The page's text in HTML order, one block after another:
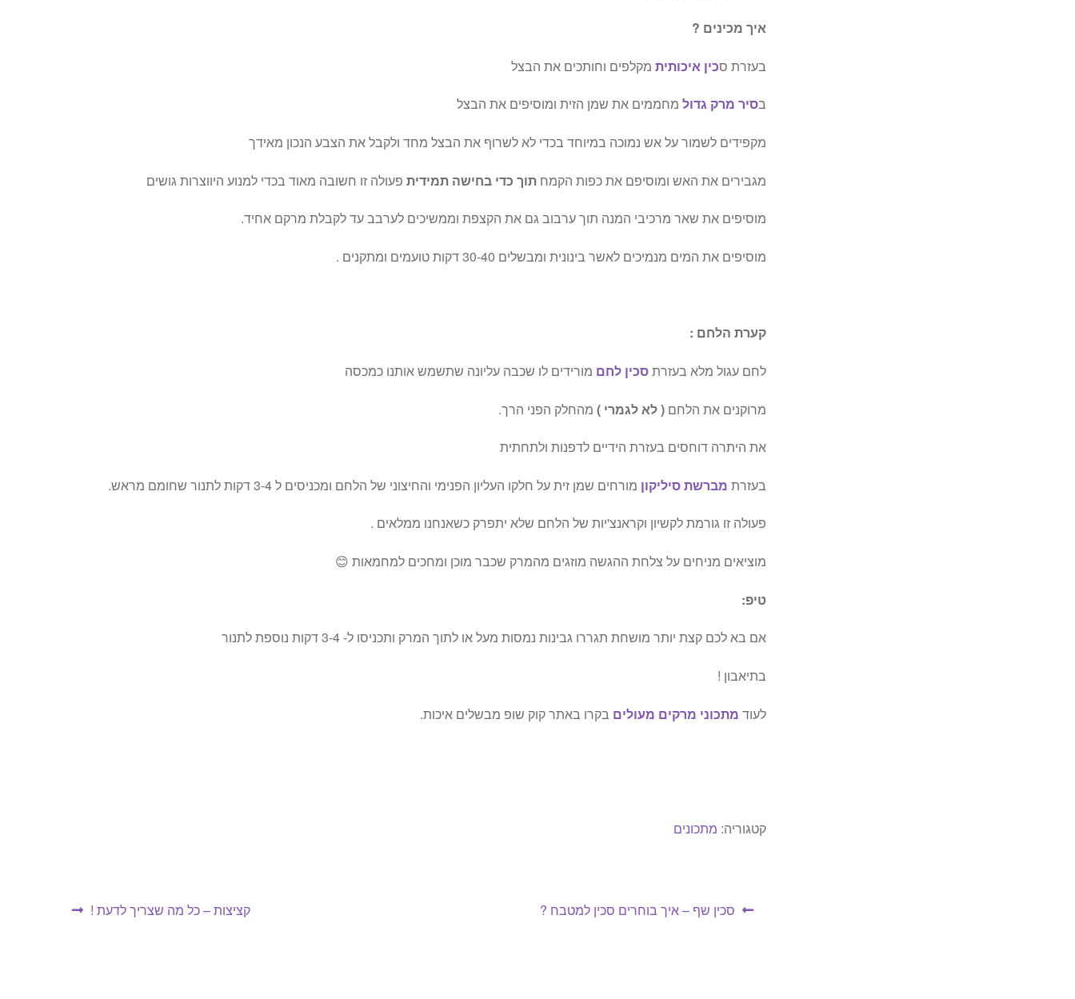
איך מכינים ?
בעזרת סכין איכותית מקלפים וחותכים את הבצל
בסיר מרק גדולמחממים את שמן הזית ומוסיפים את הבצל
מקפידים לשמור על אש נמוכה במיוחד בכדי לא לשרוף את הבצל מחד ולקבל את הצבע הנכון מאידך
מגבירים את האש ומוסיפם את כפות הקמח תוך כדי בחישה תמידית פעולה זו חשובה מאוד בכדי למנוע היווצרות גושים
מוסיפים את שאר מרכיבי המנה תוך ערבוב גם את הקצפת וממשיכים לערבב עד לקבלת מרקם אחיד.
מוסיפים את המים מנמיכים לאשר בינונית ומבשלים 30-40 דקות טועמים ומתקנים .
קערת הלחם :
לחם עגול מלא בעזרתסכין לחם מורידים לו שכבה עליונה שתשמש אותנו כמכסה
מרוקנים את הלחם ( לא לגמרי ) מהחלק הפני הרך.
את היתרה דוחסים בעזרת הידיים לדפנות ולתחתית
בעזרת מברשת סיליקון מורחים שמן זית על חלקו העליון הפנימי והחיצוני של הלחם ומכניסים ל 3-4 דקות לתנור שחומם מראש.
פעולה זו גורמת לקשיון וקראנצ'יות של הלחם שלא יתפרק כשאנחנו ממלאים .
מוציאים מניחים על צלחת ההגשה מוזגים מהמרק שכבר מוכן ומחכים למחמאות 😊
טיפ:
אם בא לכם קצת יותר מושחת תגררו גבינות נמסות מעל או לתוך המרק ותכניסו ל- 3-4 דקות נוספת לתנור
בתיאבון !
לעוד מתכוני מרקים מעולים בקרו באתר קוק שופ מבשלים איכות.
קטגוריה: מתכונים
ניווטהפוסט
סכין שף – איך בוחרים סכין למטבח ?
הפוסט
קציצות – כל מה שצריך לדעת !